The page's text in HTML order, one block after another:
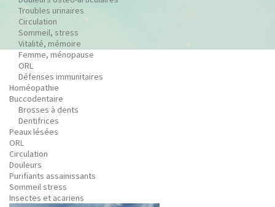
Troubles urinaires
Circulation
Sommeil, stress
Vitalité, mémoire
Femme, ménopause
ORL
Défenses immunitaires
Homéopathie
Buccodentaire
Brosses à dents
Dentifrices
Peaux lésées
ORL
Circulation
Douleurs
Purifiants assainissants
Sommeil stress
Insectes et acariens